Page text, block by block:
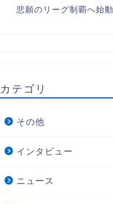
悲願のリーグ制覇へ始動
カテゴリ
その他
インタビュー
ニュース